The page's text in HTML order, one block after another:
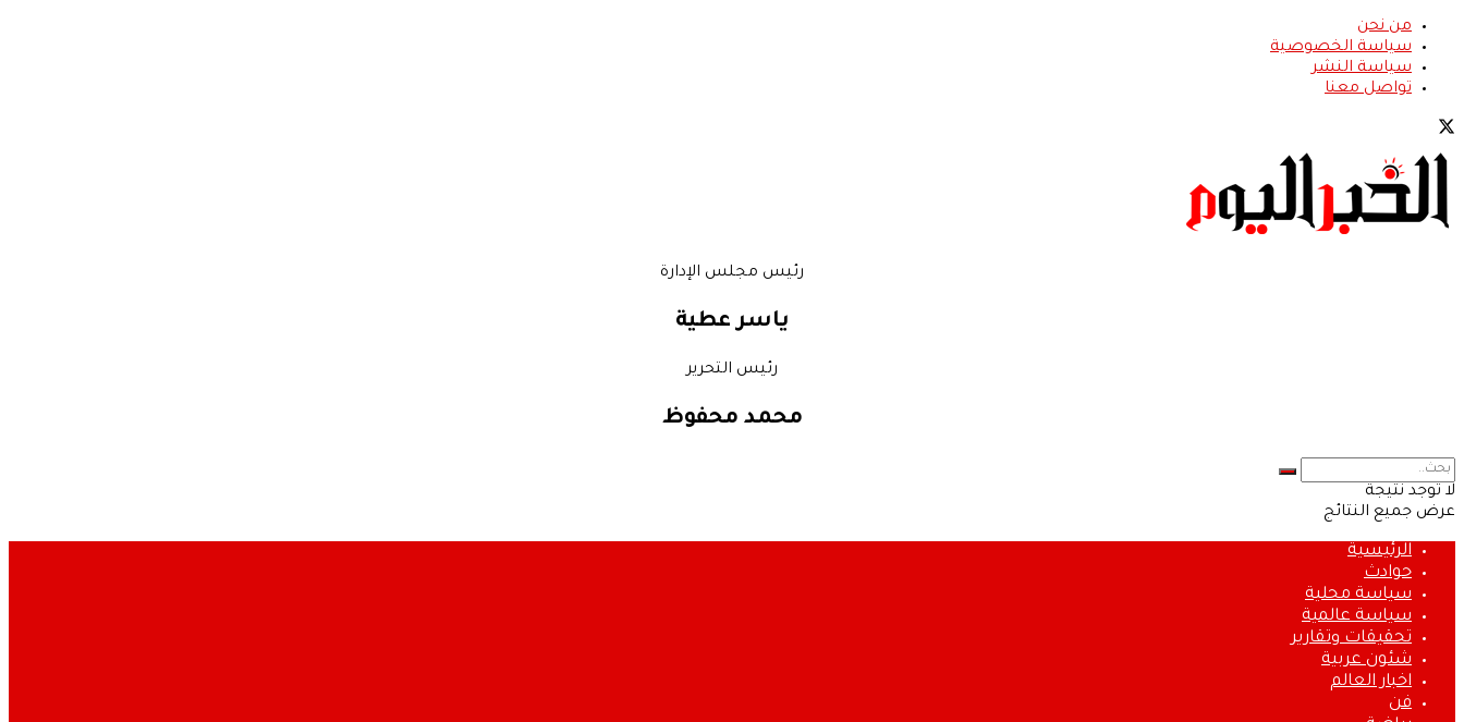
من نحن
سياسة الخصوصية
سياسة النشر
تواصل معنا
رئيس مجلس الإدارة
ياسر عطية
رئيس التحرير
محمد محفوظ
لا توجد نتيجة
عرض جميع النتائج
الرئيسية
حوادث
سياسة محلية
سياسة عالمية
تحقيقات وتقارير
شئون عربية
اخبار العالم
فن